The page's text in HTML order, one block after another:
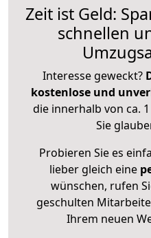
Zeit ist Geld:
schnellen
Interesse geweckt?
kostenlose und
die innerhalb von ca.
Sie
Probieren Sie es
lieber gleich eine
wünschen, rufen
geschulten
Ihrem neuen